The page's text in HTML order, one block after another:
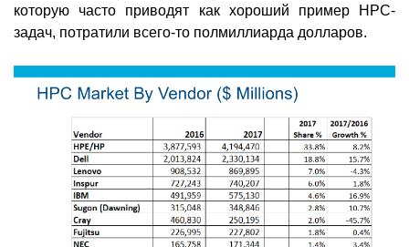
которую часто приводят как хороший пример HPC-
задач, потратили всего-то полмиллиарда долларов.